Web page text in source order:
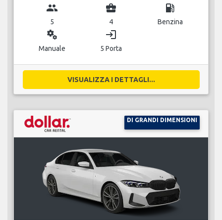
group
5
business_center
4
local_gas_station
Benzina
miscellaneous_services
Manuale
login
5 Porta
VISUALIZZA I DETTAGLI...
DI GRANDI DIMENSIONI